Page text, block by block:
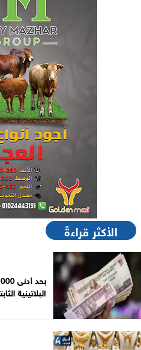
الأكثر قراءةً
البلاتينية